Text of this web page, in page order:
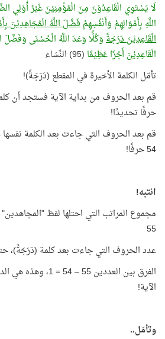
لَا يَسْتَوِي الْقَاعِدُوْنَ مِنَ الْمُؤْمِنِيْنَ غَيْرُ أُوْلِي
اللَّهِ بِأَمْوَالِهِمْ وَأَنْفُسِهِمْفَضَّلَ اللَّهُ الْمُجَاهِدِيْنَ
الْقَاعِدِيْنَ دَرَجَةًوَكُلًّا وَعَدَ اللَّهُ الْحُسْنَى وَفَضَّلَ
الْقَاعِدِيْنَ أَجْرًا عَظِيْمًا (95) النِّسَاء
تأمّل الكلمة الأخيرة في المقطع (دَرَجَةً)!
حرفًا تحديدًا!
قم بعد الحروف التي جاءت بعد الكلمة
54 حرفًا!
انتبه!
55
عدد الحروف التي جاءت بعد كلمة (دَرَجَةً)، حتى
الفرق بين العددين 55 –
الآية!
وتأمّل..